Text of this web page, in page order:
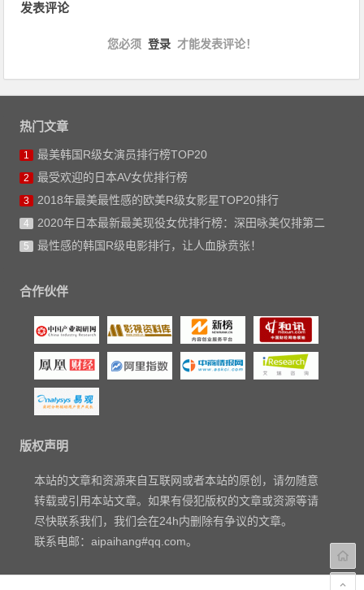
发表评论
您必须 登录 才能发表评论！
热门文章
1 最美韩国R级女演员排行榜TOP20
2 最受欢迎的日本AV女优排行榜
3 2018年最美最性感的欧美R级女影星TOP20排行
4 2020年日本最新最美现役女优排行榜：深田咏美仅排第二
5 最性感的韩国R级电影排行，让人血脉贲张！
合作伙伴
版权声明
本站的文章和资源来自互联网或者本站的原创，请勿随意
转载或引用本站文章。如果有侵犯版权的文章或资源等请
尽快联系我们，我们会在24h内删除有争议的文章。
联系电邮：aipaihang#qq.com。